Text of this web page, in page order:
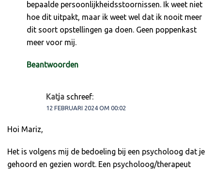
bepaalde persoonlijkheidsstoornissen. Ik weet niet
hoe dit uitpakt, maar ik weet wel dat ik nooit meer
dit soort opstellingen ga doen. Geen poppenkast
meer voor mij.
Beantwoorden
Katja schreef:
12 FEBRUARI 2024 OM 00:02
Hoi Mariz,
Het is volgens mij de bedoeling bij een psycholoog dat je
gehoord en gezien wordt. Een psycholoog/therapeut